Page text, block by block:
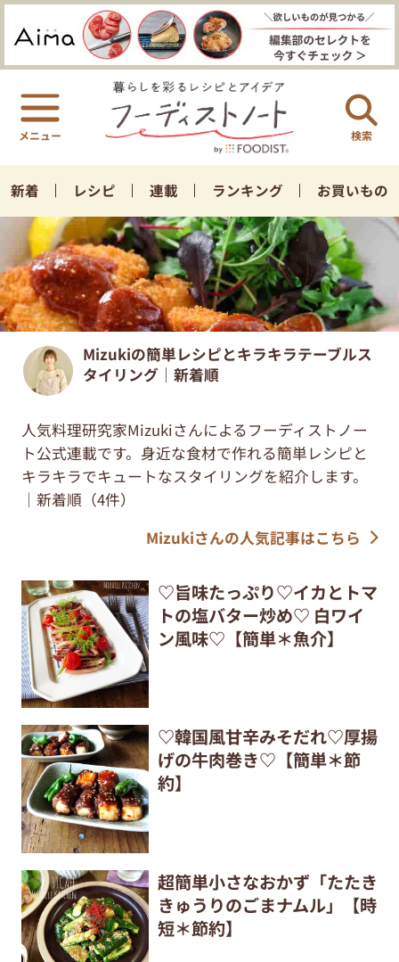
検索
新着 レシピ 連載 ランキング お買いもの
Mizukiの簡単レシピとキラキラテーブルス
タイリング｜新着順
人気料理研究家Mizukiさんによるフーディストノー
ト公式連載です。身近な食材で作れる簡単レシピと
キラキラでキュートなスタイリングを紹介します。
｜新着順（4件）
Mizukiさんの人気記事はこちら
♡旨味たっぷり♡イカとトマ
トの塩バター炒め♡ 白ワイ
ン風味♡【簡単＊魚介】
♡韓国風甘辛みそだれ♡厚揚
げの牛肉巻き♡【簡単＊節
約】
超簡単小さなおかず「たたき
きゅうりのごまナムル」【時
短＊節約】